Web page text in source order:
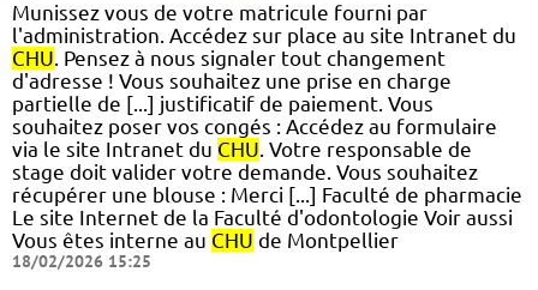
Munissez vous de votre matricule fourni par
l'administration. Accédez sur place au site Intranet du
CHU. Pensez à nous signaler tout changement
d'adresse ! Vous souhaitez une prise en charge
partielle de [...] justificatif de paiement. Vous
souhaitez poser vos congés : Accédez au formulaire
via le site Intranet du CHU. Votre responsable de
stage doit valider votre demande. Vous souhaitez
récupérer une blouse : Merci [...] Faculté de pharmacie
Le site Internet de la Faculté d'odontologie Voir aussi
Vous êtes interne au CHU de Montpellier
18/02/2026 15:25